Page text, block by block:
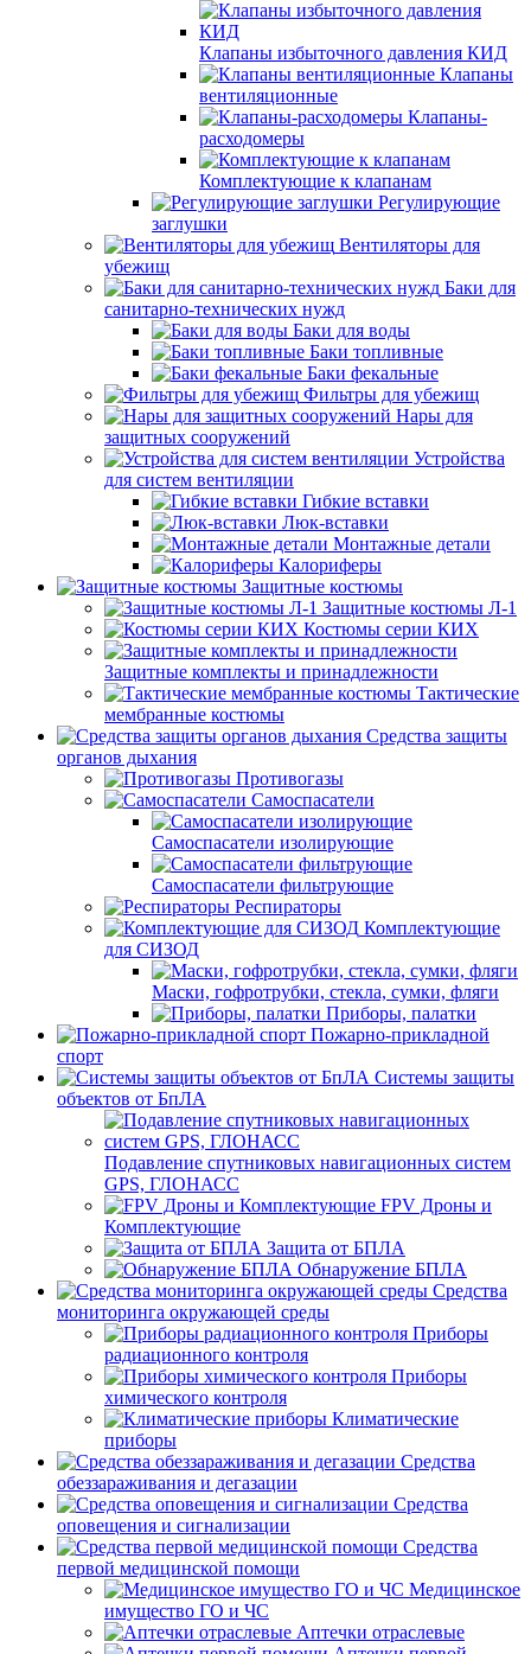
Клапаны избыточного давления КИД
Клапаны
вентиляционные
Клапаны-
расходомеры
Комплектующие к клапанам
Регулирующие
заглушки
Вентиляторы для
убежищ
Баки для
санитарно-технических нужд
Баки для воды
Баки топливные
Баки фекальные
Фильтры для убежищ
Нары для
защитных сооружений
Устройства
для систем вентиляции
Гибкие вставки
Люк-вставки
Монтажные детали
Калориферы
Защитные костюмы
Защитные костюмы Л-1
Костюмы серии КИХ
Защитные комплекты и принадлежности
Тактические
мембранные костюмы
Средства защиты
органов дыхания
Противогазы
Самоспасатели
Самоспасатели изолирующие
Самоспасатели фильтрующие
Респираторы
Комплектующие
для СИЗОД
Маски, гофротрубки, стекла, сумки, фляги
Приборы, палатки
Пожарно-прикладной
спорт
Системы защиты
объектов от БпЛА
Подавление спутниковых навигационных систем
GPS, ГЛОНАСС
FPV Дроны и
Комплектующие
Защита от БПЛА
Обнаружение БПЛА
Средства
мониторинга окружающей среды
Приборы
радиационного контроля
Приборы
химического контроля
Климатические
приборы
Средства
обеззараживания и дегазации
Средства
оповещения и сигнализации
Средства
первой медицинской помощи
Медицинское
имущество ГО и ЧС
Аптечки отраслевые